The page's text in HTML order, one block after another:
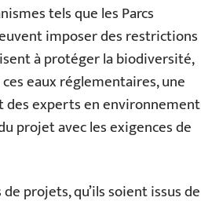
tels que les Parcs
imposer des restrictions
à protéger la biodiversité,
eaux réglementaires, une
experts en environnement
projet avec les exigences de
projets, qu’ils soient issus de